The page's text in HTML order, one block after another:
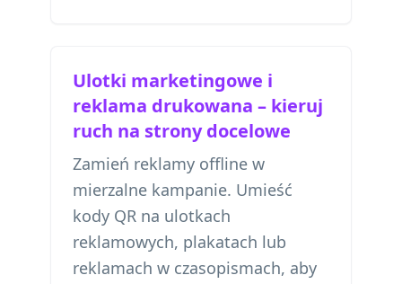
Ulotki marketingowe i
reklama drukowana – kieruj
ruch na strony docelowe
Zamień reklamy offline w
mierzalne kampanie. Umieść
kody QR na ulotkach
reklamowych, plakatach lub
reklamach w czasopismach, aby